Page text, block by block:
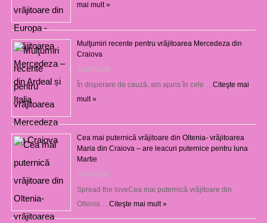
mai mult »
Mulţumiri recente pentru vrăjitoarea Mercedeza din
Craiova
22/07/2026
În disperare de cauză, am ajuns în cele …Citeşte mai
mult »
Cea mai puternică vrăjitoare din Oltenia- vrăjitoarea
Maria din Craiova – are leacuri puternice pentru luna
Martie
25/03/2026
Spread the loveCea mai puternică vrăjitoare din
Oltenia …Citeşte mai mult »